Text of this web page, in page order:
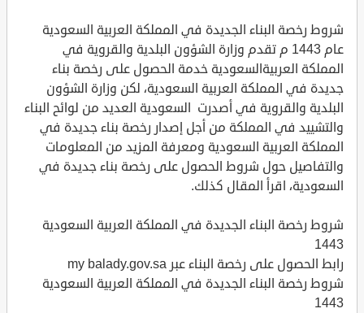
شروط رخصة البناء الجديدة في المملكة العربية السعودية
عام 1443 م تقدم وزارة الشؤون البلدية والقروية في
المملكة العربيةالسعودية خدمة الحصول على رخصة بناء
جديدة في المملكة العربية السعودية، لكن وزارة الشؤون
البلدية والقروية في أصدرت السعودية العديد من لوائح البناء
والتشييد في المملكة من أجل إصدار رخصة بناء جديدة في
المملكة العربية السعودية ومعرفة المزيد من المعلومات
والتفاصيل حول شروط الحصول على رخصة بناء جديدة في
السعودية، اقرأ المقال كذلك.
شروط رخصة البناء الجديدة في المملكة العربية السعودية
1443
رابط الحصول على رخصة البناء عبر my balady.gov.sa
شروط رخصة البناء الجديدة في المملكة العربية السعودية
1443